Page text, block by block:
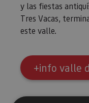
y las fiestas
Tres Vacas,
este valle.
+info valle